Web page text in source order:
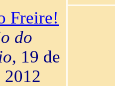
Freire!
do
, 19 de